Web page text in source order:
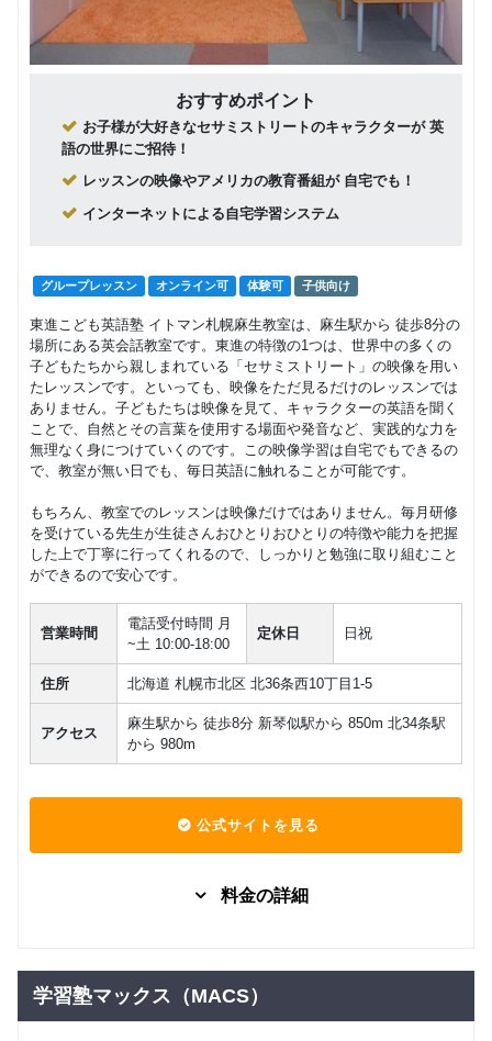
おすすめポイント
お子様が大好きなセサミストリートのキャラクターが 英
語の世界にご招待！
レッスンの映像やアメリカの教育番組が 自宅でも！
インターネットによる自宅学習システム
グループレッスン オンライン可 体験可 子供向け
東進こども英語塾 イトマン札幌麻生教室は、麻生駅から 徒歩8分の
場所にある英会話教室です。東進の特徴の1つは、世界中の多くの
子どもたちから親しまれている「セサミストリート」の映像を用い
たレッスンです。といっても、映像をただ見るだけのレッスンでは
ありません。子どもたちは映像を見て、キャラクターの英語を聞く
ことで、自然とその言葉を使用する場面や発音など、実践的な力を
無理なく身につけていくのです。この映像学習は自宅でもできるの
で、教室が無い日でも、毎日英語に触れることが可能です。
もちろん、教室でのレッスンは映像だけではありません。毎月研修
を受けている先生が生徒さんおひとりおひとりの特徴や能力を把握
した上で丁寧に行ってくれるので、しっかりと勉強に取り組むこと
ができるので安心です。
営業時間
電話受付時間 月
~土 10:00-18:00
定休日 日祝
住所 北海道 札幌市北区 北36条西10丁目1-5
アクセス
麻生駅から 徒歩8分 新琴似駅から 850m 北34条駅
から 980m
公式サイトを見る
料金の詳細
児）
9,900
回数：4 / 1セッション50分
学習塾マックス（MACS）